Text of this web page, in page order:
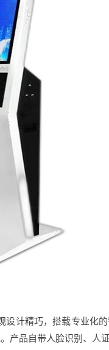
计精巧，搭载专业化
产品自带人脸识别、人